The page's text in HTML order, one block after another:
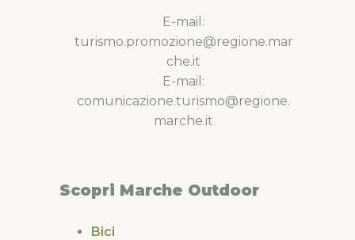
E-mail:
turismo.promozione@regione.mar
che.it
E-mail:
comunicazione.turismo@regione.
marche.it
Scopri Marche Outdoor
Bici